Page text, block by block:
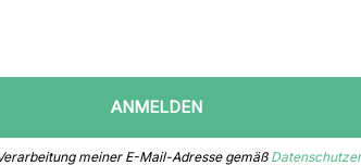
meiner E-Mail-Adresse gemäß